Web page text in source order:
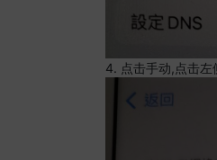
4. 点击手动,点击